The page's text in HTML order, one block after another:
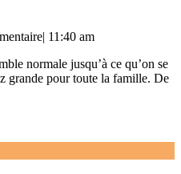
| 11:40 am
grande pour toute la famille. De